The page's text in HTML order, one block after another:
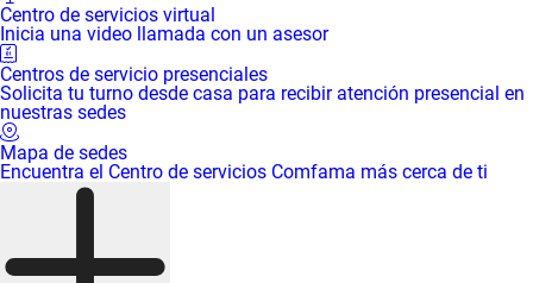
Centro de servicios virtual
Inicia una video llamada con un asesor
Centros de servicio presenciales
Solicita tu turno desde casa para recibir atención presencial en
nuestras sedes
Mapa de sedes
Encuentra el Centro de servicios Comfama más cerca de ti